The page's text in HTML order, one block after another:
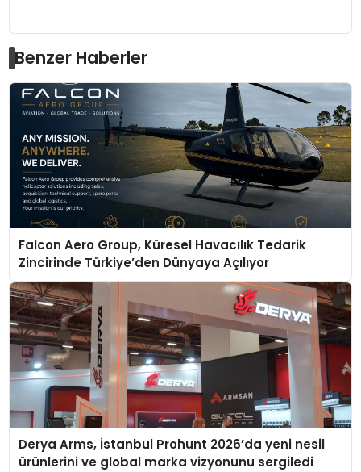
Benzer Haberler
Falcon Aero Group, Küresel Havacılık Tedarik
Zincirinde Türkiye’den Dünyaya Açılıyor
Derya Arms, İstanbul Prohunt 2026’da yeni nesil
ürünlerini ve global marka vizyonunu sergiledi